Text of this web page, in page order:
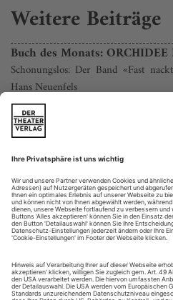
Weitere Beiträge
Buch des Monats:
Schonungslos: Der Band «Fast
Hans Neuenfels
Es ist seltsam. Es ist
nehmen, dessen Autor vor
sieht ihn vor sich, aber man
da. Der Verlust, wenngleich kein
Denn man verdankt diesem
Stunden der Lust, der
Auseinandersetzung, des...
Zweimal Händel: «La
«Semele» mit dem Millenium